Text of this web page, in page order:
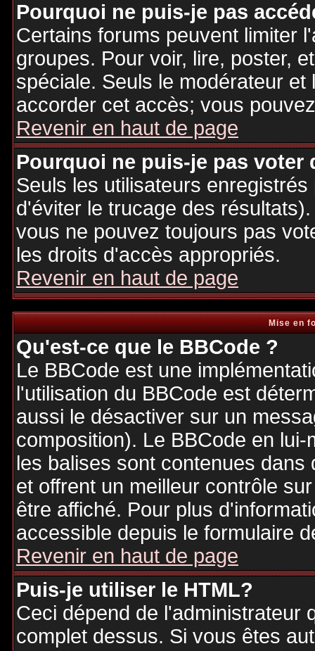
Pourquoi ne puis-je pas
Certains forums peuvent limiter
groupes. Pour voir, lire, poster,
spéciale. Seuls le modérateur
accorder cet accès; vous
Revenir en haut de page
Pourquoi ne puis-je pas voter
Seuls les utilisateurs
d'éviter le trucage des
vous ne pouvez toujours pas
les droits d'accès appropriés.
Revenir en haut de page
Mise en
Qu'est-ce que le BBCode ?
Le BBCode est une
l'utilisation du BBCode est
aussi le désactiver sur un
composition). Le BBCode en
les balises sont contenues
et offrent un meilleur contrôle
être affiché. Pour plus
accessible depuis le formulaire
Revenir en haut de page
Puis-je utiliser le HTML?
Ceci dépend de l'administrateur
complet dessus. Si vous êtes